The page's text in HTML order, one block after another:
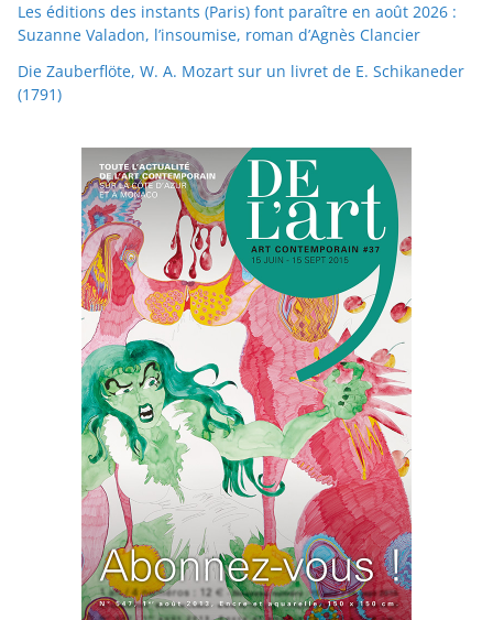
Les éditions des instants (Paris) font paraître en août 2026 :
Suzanne Valadon, l’insoumise, roman d’Agnès Clancier
Die Zauberflöte, W. A. Mozart sur un livret de E. Schikaneder
(1791)